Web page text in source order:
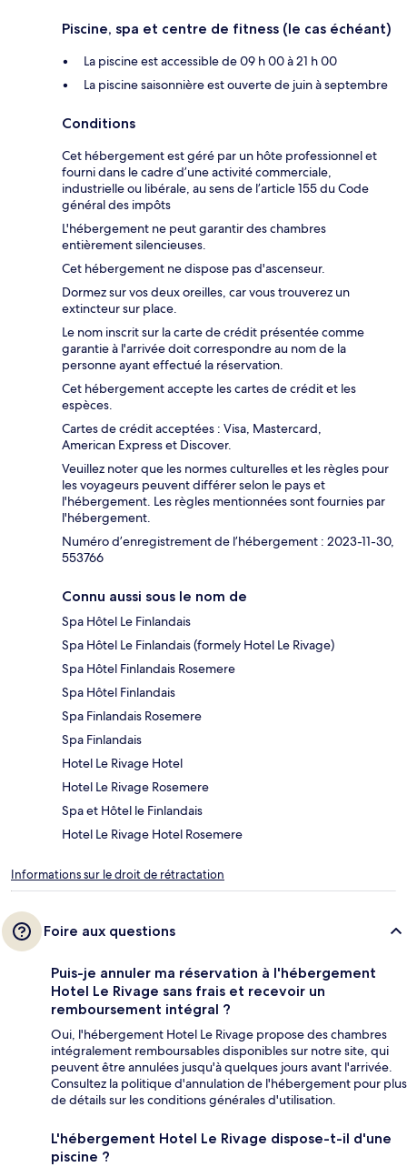
Piscine, spa et centre de fitness (le cas échéant)
La piscine est accessible de 09 h 00 à 21 h 00
La piscine saisonnière est ouverte de juin à septembre
Conditions
Cet hébergement est géré par un hôte professionnel et
fourni dans le cadre d’une activité commerciale,
industrielle ou libérale, au sens de l’article 155 du Code
général des impôts
L'hébergement ne peut garantir des chambres
entièrement silencieuses.
Cet hébergement ne dispose pas d'ascenseur.
Dormez sur vos deux oreilles, car vous trouverez un
extincteur sur place.
Le nom inscrit sur la carte de crédit présentée comme
garantie à l'arrivée doit correspondre au nom de la
personne ayant effectué la réservation.
Cet hébergement accepte les cartes de crédit et les
espèces.
Cartes de crédit acceptées : Visa, Mastercard,
American Express et Discover.
Veuillez noter que les normes culturelles et les règles pour
les voyageurs peuvent différer selon le pays et
l'hébergement. Les règles mentionnées sont fournies par
l'hébergement.
Numéro d’enregistrement de l’hébergement : 2023-11-30,
553766
Connu aussi sous le nom de
Spa Hôtel Le Finlandais
Spa Hôtel Le Finlandais (formely Hotel Le Rivage)
Spa Hôtel Finlandais Rosemere
Spa Hôtel Finlandais
Spa Finlandais Rosemere
Spa Finlandais
Hotel Le Rivage Hotel
Hotel Le Rivage Rosemere
Spa et Hôtel le Finlandais
Hotel Le Rivage Hotel Rosemere
Informations sur le droit de rétractation
Foire aux questions
Puis-je annuler ma réservation à l'hébergement
Hotel Le Rivage sans frais et recevoir un
remboursement intégral ?
Oui, l'hébergement Hotel Le Rivage propose des chambres
intégralement remboursables disponibles sur notre site, qui
peuvent être annulées jusqu'à quelques jours avant l'arrivée.
Consultez la politique d'annulation de l'hébergement pour plus
de détails sur les conditions générales d'utilisation.
L'hébergement Hotel Le Rivage dispose-t-il d'une
piscine ?